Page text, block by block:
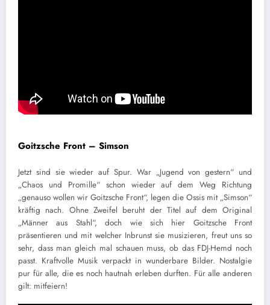
Goitzsche Front – Simson
Jetzt sind sie wieder auf Spur. War „Jugend von gestern“ und
„Chaos und Promille“ schon wieder auf dem Weg Richtung
„genauso wollen wir Goitzsche Front“, legen die Ossis mit „Simson“
kräftig nach. Ohne Zweifel beruht der Titel auf dem Original
„Männer aus Stahl“, doch wie sich hier Goitzsche Front
präsentieren und mit welcher Inbrunst sie musizieren, freut uns so
sehr, dass man gleich mal schauen muss, ob das FDJ-Hemd noch
passt. Kraftvolle Musik verpackt in wunderbare Bilder. Nostalgie
pur für alle, die es noch hautnah erleben durften. Für alle anderen
gilt: mitfeiern!